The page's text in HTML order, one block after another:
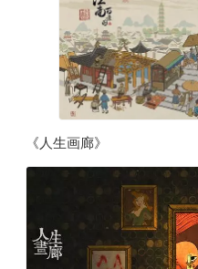
《人生画廊》